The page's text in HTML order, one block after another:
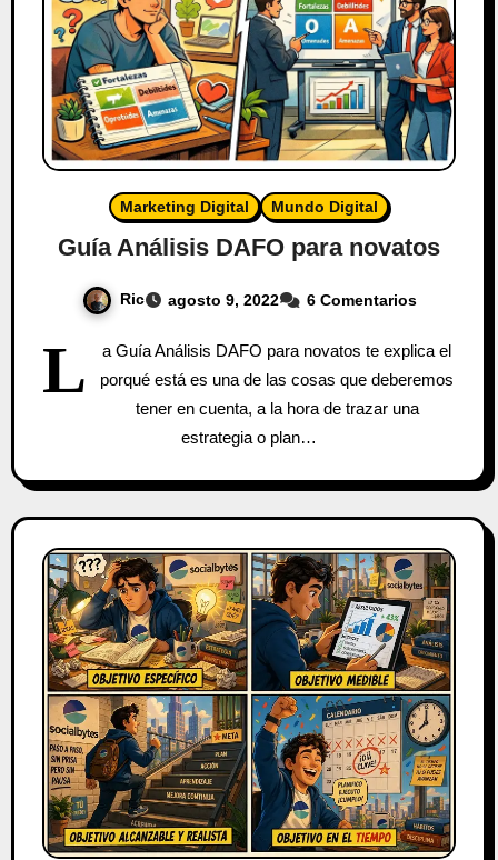
Marketing Digital Mundo Digital
Guía Análisis DAFO para novatos
Ric agosto 9, 2022 6 Comentarios
L
a Guía Análisis DAFO para novatos te explica el
porqué está es una de las cosas que deberemos
tener en cuenta, a la hora de trazar una
estrategia o plan…